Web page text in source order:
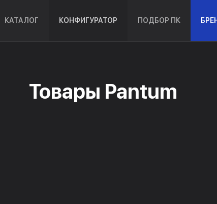
КАТАЛОГ КОНФИГУРАТОР ПОДБОР ПК
Товары Pantum